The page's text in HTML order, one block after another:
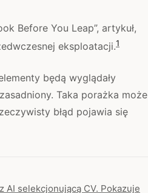
Before You Leap”, artykuł,
eksploatacji.1
będą wyglądały
Taka porażka może
błąd pojawia się
AI selekcjonującą CV. Pokazuje